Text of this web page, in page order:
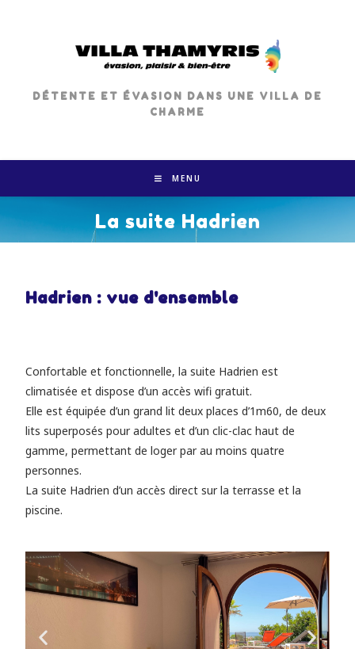
DÉTENTE ET ÉVASION DANS UNE VILLA DE
CHARME
MENU
La suite Hadrien
Hadrien : vue d'ensemble
Confortable et fonctionnelle, la suite Hadrien est
climatisée et dispose d’un accès wifi gratuit.
Elle est équipée d’un grand lit deux places d’1m60, de deux
lits superposés pour adultes et d’un clic-clac haut de
gamme, permettant de loger par au moins quatre
personnes.
La suite Hadrien d’un accès direct sur la terrasse et la
piscine.